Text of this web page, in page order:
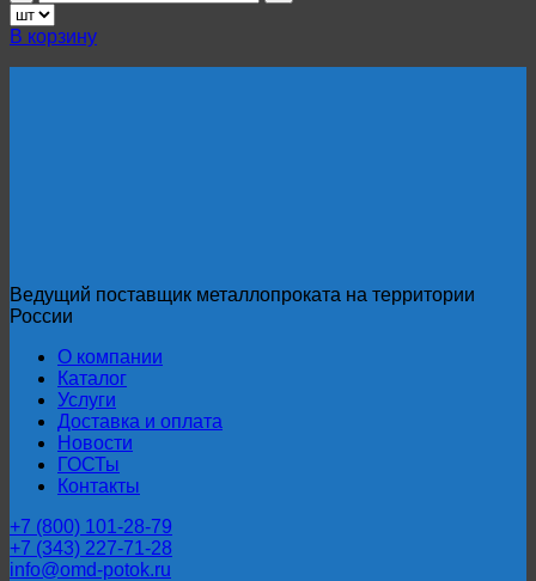
товара
Продольно-
гнутый
профнастил
В корзину
Ведущий поставщик металлопроката на территории
России
О компании
Каталог
Услуги
Доставка и оплата
Новости
ГОСТы
Контакты
+7 (800) 101-28-79
+7 (343) 227-71-28
info@omd-potok.ru